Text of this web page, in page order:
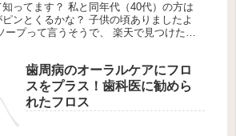
同年代（40代）の方は
な？ 子供の頃ありましたよ
歯周病のオーラルケアにフロ
スをプラス！歯科医に勧めら
れたフロス